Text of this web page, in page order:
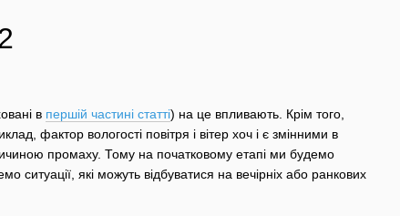
в першій частині статті) на це впливають. Крім того,
фактор вологості повітря і вітер хоч і є змінними в
промаху. Тому на початковому етапі ми будемо
ситуації, які можуть відбуватися на вечірніх або ранкових